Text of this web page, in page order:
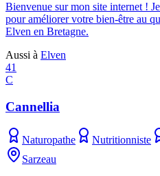
Bienvenue sur mon site internet !
pour améliorer votre bien-être au
Elven en Bretagne.
Aussi à Elven
41
C
Cannellia
Naturopathe Nutritionniste
Sarzeau